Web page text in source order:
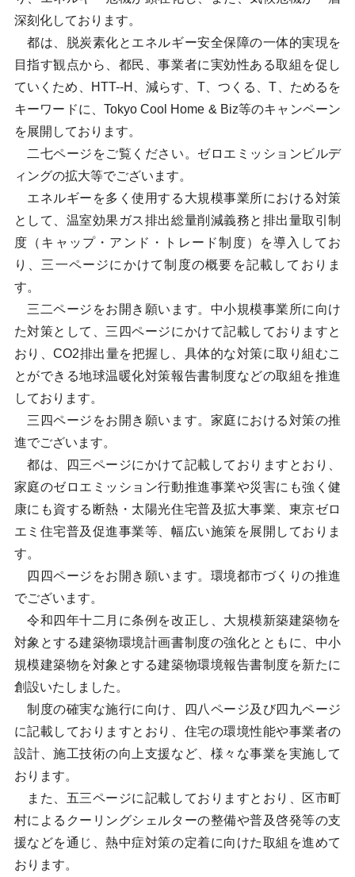
深刻化しております。
都は、脱炭素化とエネルギー安全保障の一体的実現を
目指す観点から、都民、事業者に実効性ある取組を促し
ていくため、HTT--H、減らす、T、つくる、T、ためるを
キーワードに、Tokyo Cool Home & Biz等のキャンペーン
を展開しております。
二七ページをご覧ください。ゼロエミッションビルデ
ィングの拡大等でございます。
エネルギーを多く使用する大規模事業所における対策
として、温室効果ガス排出総量削減義務と排出量取引制
度（キャップ・アンド・トレード制度）を導入してお
り、三一ページにかけて制度の概要を記載しておりま
す。
三二ページをお開き願います。中小規模事業所に向け
た対策として、三四ページにかけて記載しておりますと
おり、CO2排出量を把握し、具体的な対策に取り組むこ
とができる地球温暖化対策報告書制度などの取組を推進
しております。
三四ページをお開き願います。家庭における対策の推
進でございます。
都は、四三ページにかけて記載しておりますとおり、
家庭のゼロエミッション行動推進事業や災害にも強く健
康にも資する断熱・太陽光住宅普及拡大事業、東京ゼロ
エミ住宅普及促進事業等、幅広い施策を展開しておりま
す。
四四ページをお開き願います。環境都市づくりの推進
でございます。
令和四年十二月に条例を改正し、大規模新築建築物を
対象とする建築物環境計画書制度の強化とともに、中小
規模建築物を対象とする建築物環境報告書制度を新たに
創設いたしました。
制度の確実な施行に向け、四八ページ及び四九ページ
に記載しておりますとおり、住宅の環境性能や事業者の
設計、施工技術の向上支援など、様々な事業を実施して
おります。
また、五三ページに記載しておりますとおり、区市町
村によるクーリングシェルターの整備や普及啓発等の支
援などを通じ、熱中症対策の定着に向けた取組を進めて
おります。